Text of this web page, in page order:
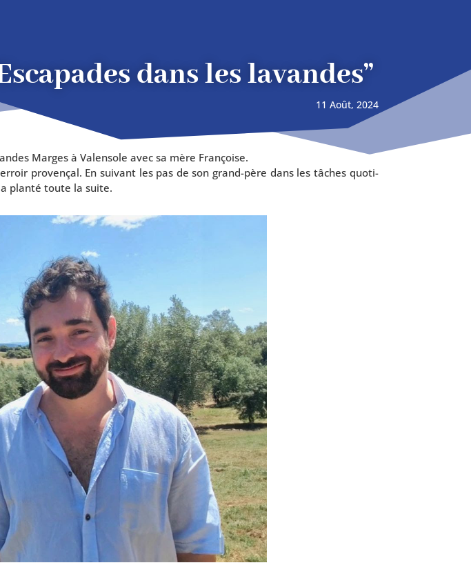
dans les lavandes”
11 Août, 2024
Marges à Valensole avec sa mère Françoise.
pro­ven­çal. En sui­vant les pas de son grand-père dans les tâches quo­ti­
plan­té toute la suite.